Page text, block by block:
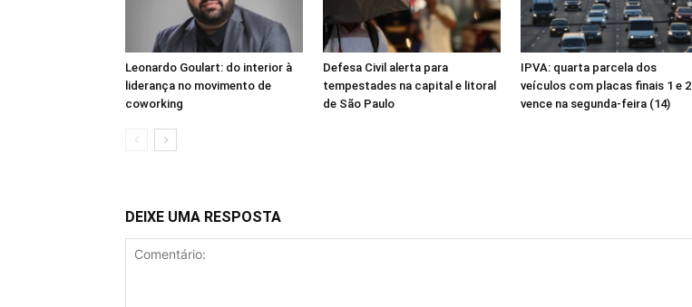
Leonardo Goulart: do interior à
liderança no movimento de
coworking
Defesa Civil alerta para
tempestades na capital e litoral
de São Paulo
IPVA: quarta parcela dos
veículos com placas finais 1 e 2
vence na segunda-feira (14)
DEIXE UMA RESPOSTA